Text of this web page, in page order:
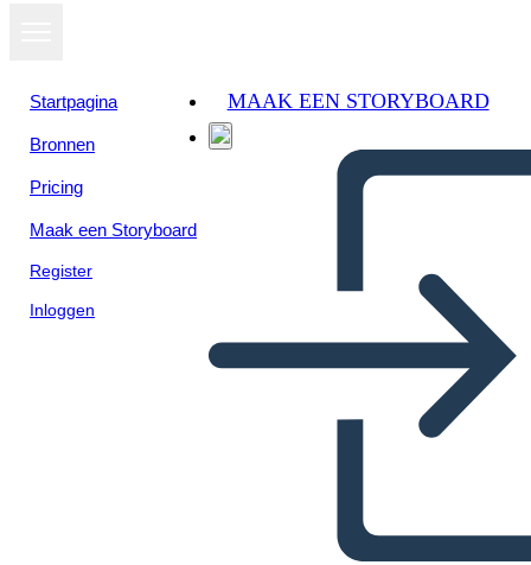
Startpagina
Bronnen
Pricing
Maak een Storyboard
Register
Inloggen
MAAK EEN STORYBOARD